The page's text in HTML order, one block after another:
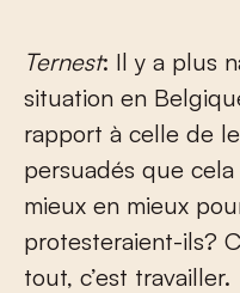
Ternest: Il y a plus
situation en
rapport à celle de
persuadés que
mieux en mieux
protesteraient-ils?
tout, c’est travailler.